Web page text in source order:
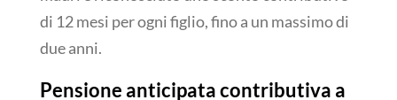
di 12 mesi per ogni figlio, fino a un massimo di
due anni.
Pensione anticipata contributiva a